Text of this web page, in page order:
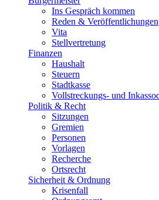
Ins Gespräch kommen
Reden & Veröffentlichungen
Vita
Stellvertretung
Finanzen
Haushalt
Steuern
Stadtkasse
Vollstreckungs- und
Politik & Recht
Sitzungen
Gremien
Personen
Vorlagen
Recherche
Ortsrecht
Sicherheit & Ordnung
Krisenfall